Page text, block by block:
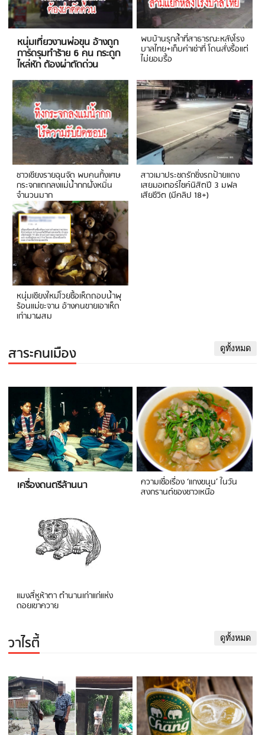
หนุ่มเที่ยวงานพ่อขุน อ้างถูก
การ์ดรุมทำร้าย 6 คน กระดูก
ไหล่หัก ต้องผ่าตัดด่วน
พบบ้านรุกล้ำที่สาธารณะหลังโรง
บาลไทย+เก็บค่าเช่าที่ โดนสั่งรื้อแต่
ไม่ยอมรื้อ
ชาวเชียงรายฉุนจัด พบคนทิ้งเศษ
กระจกแตกลงแม่น้ำกกฝั่งหมิ่น
จำนวนมาก
สาวเมาประชดรักซิ่งรถป้ายแดง
เสยมอเตอร์ไซค์นิสิตปี 3 มฟล
เสียชีวิต (มีคลิป 18+)
หนุ่มเชียงใหม่โวยซื้อเห็ดถอบน้ำพุ
ร้อนแม่ขะจาน อ้างคนขายเอาเห็ด
เก่ามาผสม
สาระคนเมือง ดูทั้งหมด
เครื่องดนตรีล้านนา ความเชื่อเรื่อง ‘แกงขนุน’ ในวัน
สงกรานต์ของชาวเหนือ
แมงสี่หูห้าตา ตำนานเก่าแก่แห่ง
ดอยเขาควาย
วาไรตี้ ดูทั้งหมด